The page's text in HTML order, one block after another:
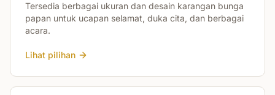
Tersedia berbagai ukuran dan desain karangan bunga
papan untuk ucapan selamat, duka cita, dan berbagai
acara.
Lihat pilihan